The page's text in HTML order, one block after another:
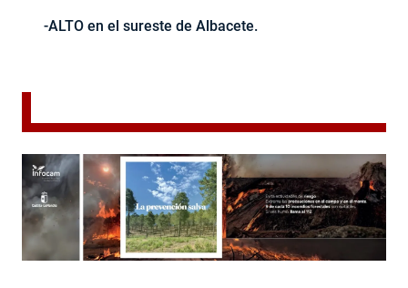
-ALTO en el sureste de Albacete.